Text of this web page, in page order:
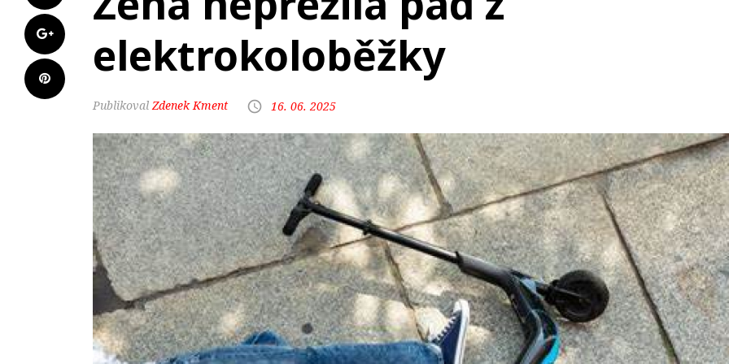
elektrokoloběžky
Zdenek Kment 16. 06. 2025